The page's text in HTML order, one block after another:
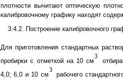
плотности вычитают оптическую
калибровочному графику находят
3.4.2. Построение калибровочного
Для приготовления стандартных
пробирки с отметкой на 10 см
4,0; 6,0 и 10 см
рабочего